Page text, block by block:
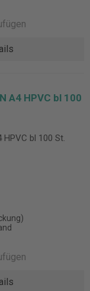
A4 HPVC bl 100
HPVC bl 100 St.